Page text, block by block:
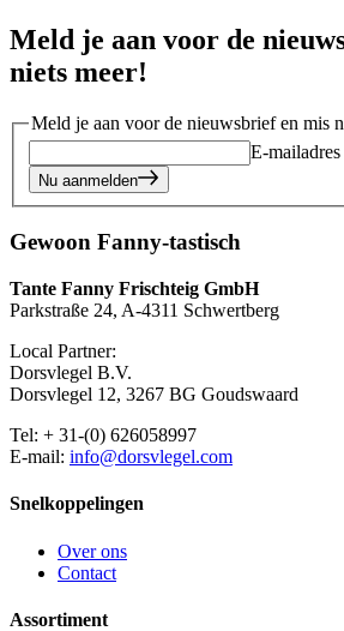
Meld je aan voor de
niets meer!
Meld je aan voor de nieuwsbrief en mis
E-mailadres
Nu aanmelden
Gewoon Fanny-tastisch
Tante Fanny Frischteig GmbH
Parkstraße 24, A-4311 Schwertberg
Local Partner:
Dorsvlegel B.V.
Dorsvlegel 12, 3267 BG Goudswaard
Tel: + 31-(0) 626058997
E-mail: info@dorsvlegel.com
Snelkoppelingen
Over ons
Contact
Assortiment